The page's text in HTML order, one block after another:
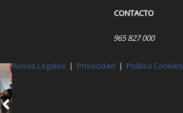
CONTACTO
965 827 000
Avisos Legales | Privacidad | Política Cookies